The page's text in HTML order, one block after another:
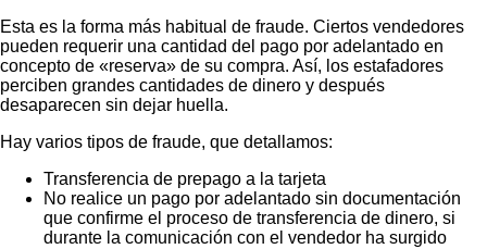
Esta es la forma más habitual de fraude. Ciertos vendedores
pueden requerir una cantidad del pago por adelantado en
concepto de «reserva» de su compra. Así, los estafadores
perciben grandes cantidades de dinero y después
desaparecen sin dejar huella.
Hay varios tipos de fraude, que detallamos:
Transferencia de prepago a la tarjeta
No realice un pago por adelantado sin documentación
que confirme el proceso de transferencia de dinero, si
durante la comunicación con el vendedor ha surgido